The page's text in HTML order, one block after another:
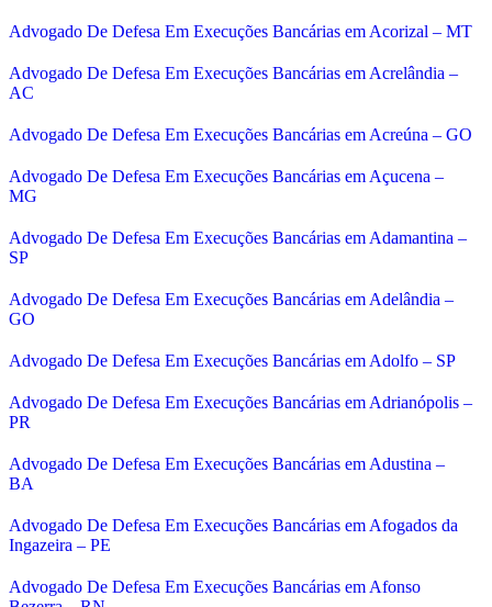
Advogado De Defesa Em Execuções Bancárias em Acorizal – MT
Advogado De Defesa Em Execuções Bancárias em Acrelândia –
AC
Advogado De Defesa Em Execuções Bancárias em Acreúna – GO
Advogado De Defesa Em Execuções Bancárias em Açucena –
MG
Advogado De Defesa Em Execuções Bancárias em Adamantina –
SP
Advogado De Defesa Em Execuções Bancárias em Adelândia –
GO
Advogado De Defesa Em Execuções Bancárias em Adolfo – SP
Advogado De Defesa Em Execuções Bancárias em Adrianópolis –
PR
Advogado De Defesa Em Execuções Bancárias em Adustina –
BA
Advogado De Defesa Em Execuções Bancárias em Afogados da
Ingazeira – PE
Advogado De Defesa Em Execuções Bancárias em Afonso